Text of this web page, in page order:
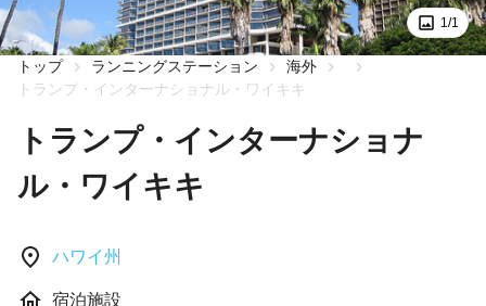
1/1
トップ ランニングステーション
海外
トランプ・インターナショナル・ワイキキ
トランプ・インターナショナ
ル・ワイキキ
ハワイ州
宿泊施設